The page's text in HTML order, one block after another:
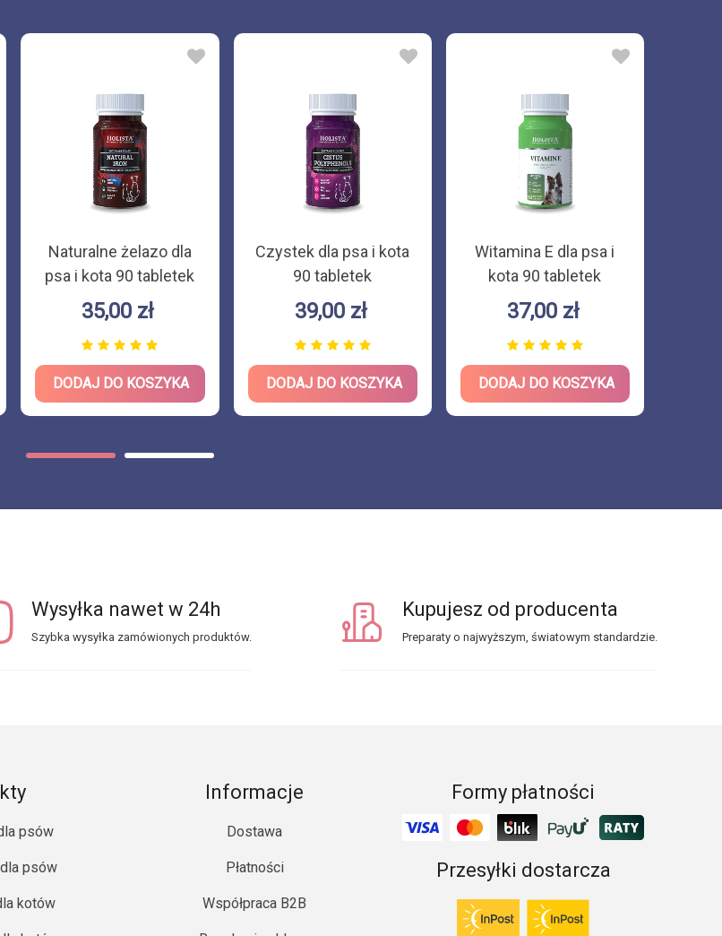
Naturalne żelazo dla
psa i kota 90 tabletek
35,00 zł
DODAJ DO KOSZYKA
Czystek dla psa i kota
90 tabletek
39,00 zł
DODAJ DO KOSZYKA
Witamina E dla psa i
kota 90 tabletek
37,00 zł
DODAJ DO KOSZYKA
Wysyłka nawet w 24h
Szybka wysyłka zamówionych produktów.
Kupujesz od producenta
Preparaty o najwyższym, światowym standardzie.
psów
psów
kotów
Informacje
Dostawa
Płatności
Współpraca B2B
Formy płatności
Przesyłki dostarcza